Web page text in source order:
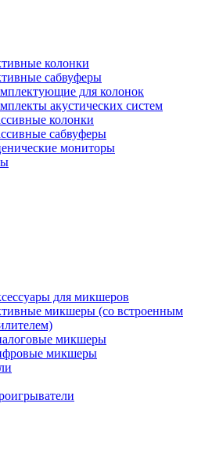
колонки
сабвуферы
для колонок
акустических систем
колонки
сабвуферы
мониторы
для микшеров
микшеры (со встроенным
микшеры
микшеры